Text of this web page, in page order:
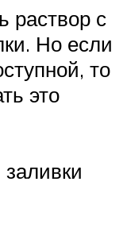
раствор с
Но если
то
это